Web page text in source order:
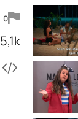
0
5,1k